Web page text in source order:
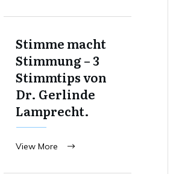
Stimme macht
Stimmung – 3
Stimmtips von
Dr. Gerlinde
Lamprecht.
View More